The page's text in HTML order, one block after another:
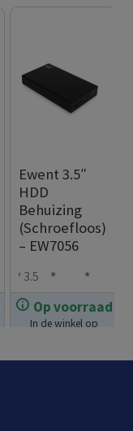
Op voorraad
In de winkel op
Ewent 3.5″
HDD
Behuizing
(Schroefloos)
– EW7056
29.99
3.5
inch
HDD
izing
oefl
ont
indic
LED